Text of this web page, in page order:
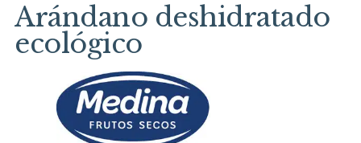
Arándano deshidratado
ecológico